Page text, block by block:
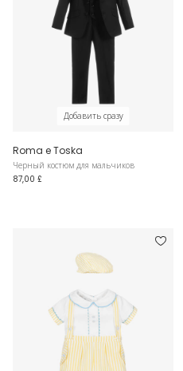
Добавить сразу
Roma e Toska
Черный костюм для мальчиков
87,00 £